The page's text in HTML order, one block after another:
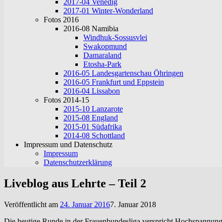
2017-04 Venedig
2017-01 Winter-Wonderland
Fotos 2016
2016-08 Namibia
Windhuk-Sossusvlei
Swakopmund
Damaraland
Etosha-Park
2016-05 Landesgartenschau Öhringen
2016-05 Frankfurt und Eppstein
2016-04 Lissabon
Fotos 2014-15
2015-10 Lanzarote
2015-08 England
2015-01 Südafrika
2014-08 Schottland
Impressum und Datenschutz
Impressum
Datenschutzerklärung
Liveblog aus Lehrte – Teil 2
Veröffentlicht am 24. Januar 20167. Januar 2018